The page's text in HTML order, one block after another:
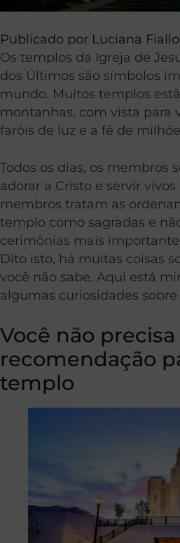
Publicado por Luciana Fiallo
Os templos da Igreja de
dos Últimos são símbolos
mundo. Muitos templos
montanhas, com vista para
faróis de luz e a fé de
Todos os dias, os membros
adorar a Cristo e servir vivos
membros tratam as
templo como sagradas e
cerimônias mais
Dito isto, há muitas coisas
você não sabe. Aqui está
algumas curiosidades
Você não
recomendação
templo